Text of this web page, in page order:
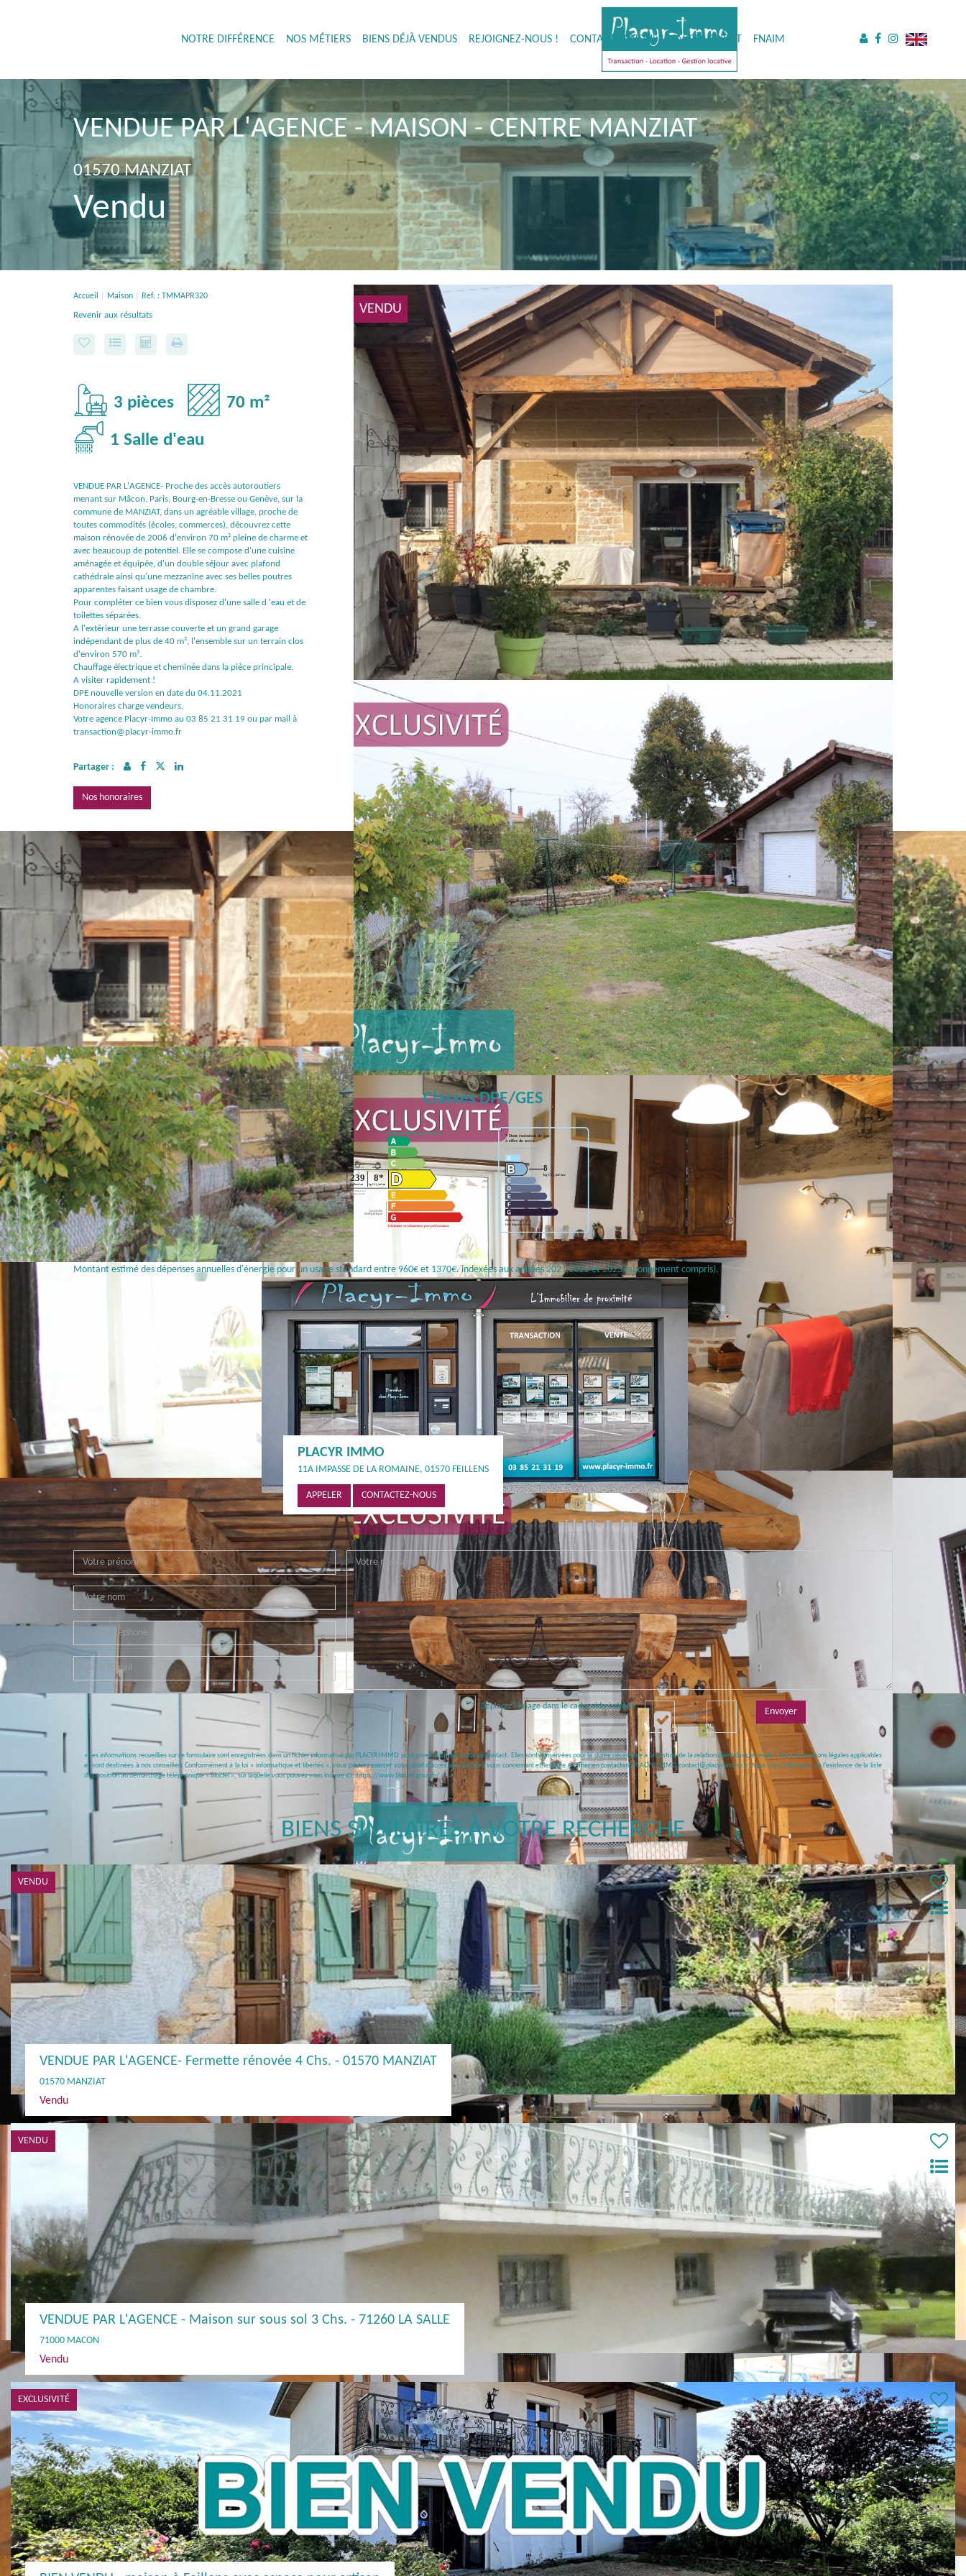
NOTRE DIFFÉRENCE NOS MÉTIERS BIENS DÉJÀ VENDUS REJOIGNEZ-NOUS ! CONTACTEZ-NOUS ! ACCÈS CLIENT FNAIM
VENDUE PAR L'AGENCE - MAISON - CENTRE MANZIAT
01570 MANZIAT
Vendu
Accueil Maison Ref. : TMMAPR320
Revenir aux résultats VENDU
3 pièces 70 m²
1 Salle d'eau
VENDUE PAR L'AGENCE- Proche des accès autoroutiers
menant sur Mâcon, Paris, Bourg-en-Bresse ou Genève, sur la
commune de MANZIAT, dans un agréable village, proche de
toutes commodités (écoles, commerces), découvrez cette
maison rénovée de 2006 d'environ 70 m² pleine de charme et
avec beaucoup de potentiel. Elle se compose d'une cuisine
aménagée et équipée, d'un double séjour avec plafond
cathédrale ainsi qu'une mezzanine avec ses belles poutres
apparentes faisant usage de chambre.
Pour compléter ce bien vous disposez d'une salle d 'eau et de
toilettes séparées.
A l'extérieur une terrasse couverte et un grand garage
indépendant de plus de 40 m², l'ensemble sur un terrain clos
d'environ 570 m².
Chauffage électrique et cheminée dans la pièce principale.
A visiter rapidement !
DPE nouvelle version en date du 04.11.2021
Honoraires charge vendeurs.
Votre agence Placyr-Immo au 03 85 21 31 19 ou par mail à
transaction@placyr-immo.fr
Partager :
Nos honoraires
Classes DPE/GES
Montant estimé des dépenses annuelles d'énergie pour un usage standard entre 960€ et 1370€. indexées aux années 2021,2022 et 2023 (abonnement compris).
PLACYR IMMO
11A IMPASSE DE LA ROMAINE, 01570 FEILLENS
APPELER CONTACTEZ-NOUS
Déplacer l'image dans le cadre vide à droite Envoyer
« Les informations recueillies sur ce formulaire sont enregistrées dans un fichier informatisé par PLACYR IMMO pour gérer votre demande de contact. Elles sont conservées pour la durée nécessaire à la gestion de la relation client dans le respect des prescriptions légales applicables
et sont destinées à nos conseillers Conformément à la loi « informatique et libertés », vous pouvez exercer votre droit d'accès aux données vous concernant et les faire rectifier en contactant PLACYR IMMO contact@placyr-immo.fr. Nous vous informons de l'existence de la liste
d'opposition au démarchage téléphonique « Bloctel », sur laquelle vous pouvez vous inscrire ici :https://www.bloctel.gouv.fr/ »
BIENS SIMILAIRES À VOTRE RECHERCHE
VENDU
VENDUE PAR L'AGENCE- Fermette rénovée 4 Chs. - 01570 MANZIAT
01570 MANZIAT
Vendu
VENDU
VENDUE PAR L'AGENCE - Maison sur sous sol 3 Chs. - 71260 LA SALLE
71000 MACON
Vendu
EXCLUSIVITÉ